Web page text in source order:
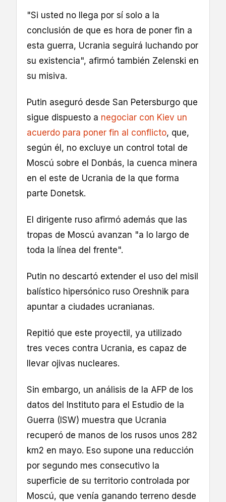
"Si usted no llega por sí solo a la
conclusión de que es hora de poner fin a
esta guerra, Ucrania seguirá luchando por
su existencia", afirmó también Zelenski en
su misiva.
Putin aseguró desde San Petersburgo que
sigue dispuesto a negociar con Kiev un
acuerdo para poner fin al conflicto, que,
según él, no excluye un control total de
Moscú sobre el Donbás, la cuenca minera
en el este de Ucrania de la que forma
parte Donetsk.
El dirigente ruso afirmó además que las
tropas de Moscú avanzan "a lo largo de
toda la línea del frente".
Putin no descartó extender el uso del misil
balístico hipersónico ruso Oreshnik para
apuntar a ciudades ucranianas.
Repitió que este proyectil, ya utilizado
tres veces contra Ucrania, es capaz de
llevar ojivas nucleares.
Sin embargo, un análisis de la AFP de los
datos del Instituto para el Estudio de la
Guerra (ISW) muestra que Ucrania
recuperó de manos de los rusos unos 282
km2 en mayo. Eso supone una reducción
por segundo mes consecutivo la
superficie de su territorio controlada por
Moscú, que venía ganando terreno desde